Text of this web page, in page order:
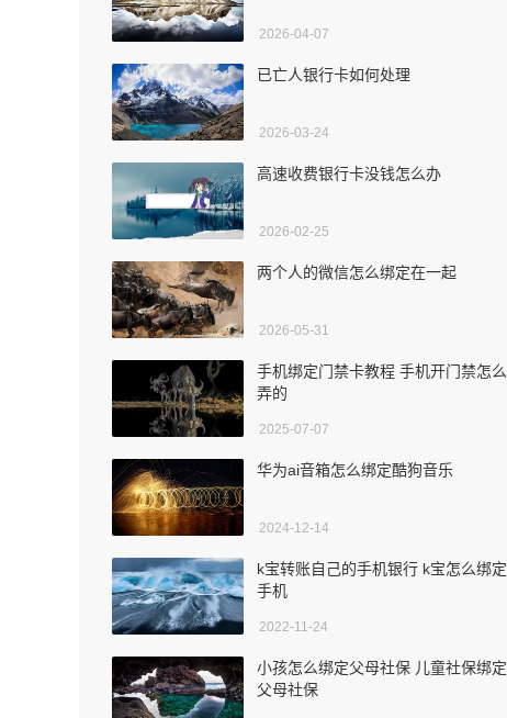
2026-04-07
已亡人银行卡如何处理
2026-03-24
高速收费银行卡没钱怎么办
2026-02-25
两个人的微信怎么绑定在一起
2026-05-31
手机绑定门禁卡教程 手机开门禁怎么
弄的
2025-07-07
华为ai音箱怎么绑定酷狗音乐
2024-12-14
k宝转账自己的手机银行 k宝怎么绑定
手机
2022-11-24
小孩怎么绑定父母社保 儿童社保绑定
父母社保